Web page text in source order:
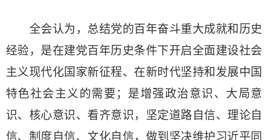
全会认为，总结党的百年奋斗重大成就和历史
经验，是在建党百年历史条件下开启全面建设社会
主义现代化国家新征程、在新时代坚持和发展中国
特色社会主义的需要；是增强政治意识、大局意
识、核心意识、看齐意识，坚定道路自信、理论自
信、制度自信、文化自信，做到坚决维护习近平同